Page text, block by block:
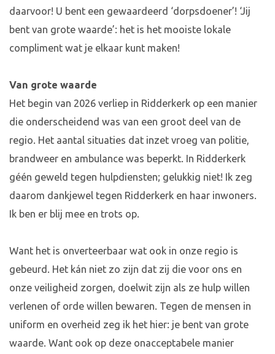
daarvoor! U bent een gewaardeerd ‘dorpsdoener’! ‘Jij
bent van grote waarde’: het is het mooiste lokale
compliment wat je elkaar kunt maken!
Van grote waarde
Het begin van 2026 verliep in Ridderkerk op een manier
die onderscheidend was van een groot deel van de
regio. Het aantal situaties dat inzet vroeg van politie,
brandweer en ambulance was beperkt. In Ridderkerk
géén geweld tegen hulpdiensten; gelukkig niet! Ik zeg
daarom dankjewel tegen Ridderkerk en haar inwoners.
Ik ben er blij mee en trots op.
Want het is onverteerbaar wat ook in onze regio is
gebeurd. Het kán niet zo zijn dat zij die voor ons en
onze veiligheid zorgen, doelwit zijn als ze hulp willen
verlenen of orde willen bewaren. Tegen de mensen in
uniform en overheid zeg ik het hier: je bent van grote
waarde. Want ook op deze onacceptabele manier